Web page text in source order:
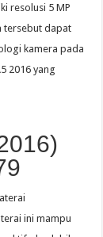
resolusi 5 MP
tersebut dapat
kamera pada
2016 yang
ini mampu